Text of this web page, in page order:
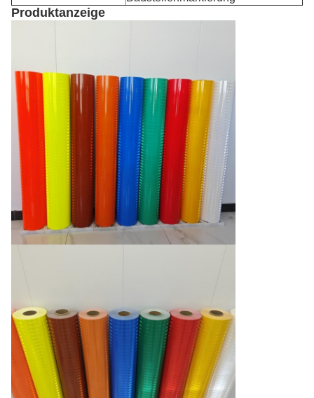
Produktanzeige